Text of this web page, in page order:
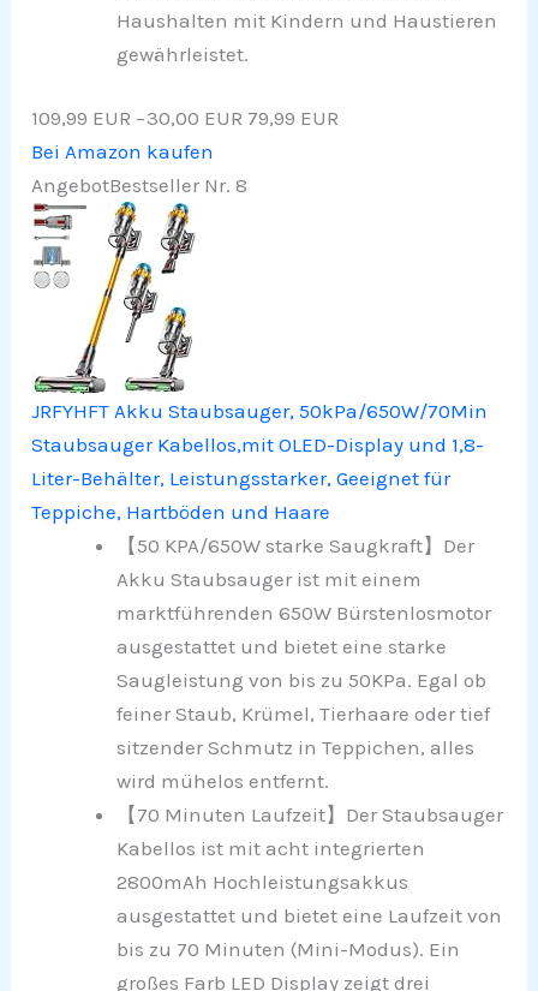
Haushalten mit Kindern und Haustieren
gewährleistet.
109,99 EUR −30,00 EUR 79,99 EUR
Bei Amazon kaufen
AngebotBestseller Nr. 8
JRFYHFT Akku Staubsauger, 50kPa/650W/70Min
Staubsauger Kabellos,mit OLED-Display und 1,8-
Liter-Behälter, Leistungsstarker, Geeignet für
Teppiche, Hartböden und Haare
【50 KPA/650W starke Saugkraft】Der
Akku Staubsauger ist mit einem
marktführenden 650W Bürstenlosmotor
ausgestattet und bietet eine starke
Saugleistung von bis zu 50KPa. Egal ob
feiner Staub, Krümel, Tierhaare oder tief
sitzender Schmutz in Teppichen, alles
wird mühelos entfernt.
【70 Minuten Laufzeit】Der Staubsauger
Kabellos ist mit acht integrierten
2800mAh Hochleistungsakkus
ausgestattet und bietet eine Laufzeit von
bis zu 70 Minuten (Mini-Modus). Ein
großes Farb LED Display zeigt drei